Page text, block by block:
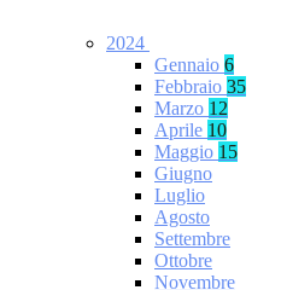
2024
Gennaio 6
Febbraio 35
Marzo 12
Aprile 10
Maggio 15
Giugno
Luglio
Agosto
Settembre
Ottobre
Novembre